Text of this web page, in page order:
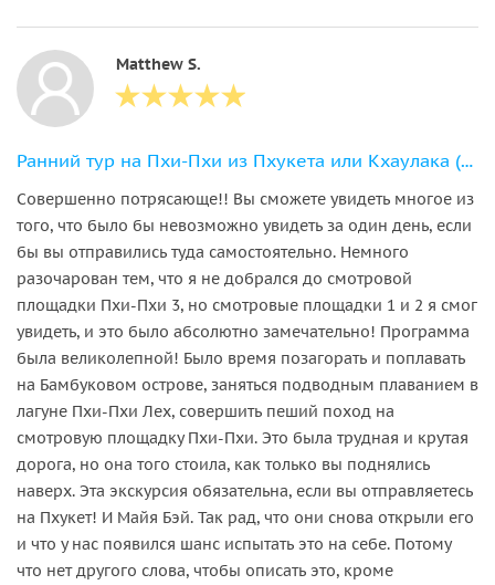
Matthew S.
Ранний тур на Пхи-Пхи из Пхукета или Кхаулака (на английском языке)
Совершенно потрясающе!! Вы сможете увидеть многое из
того, что было бы невозможно увидеть за один день, если
бы вы отправились туда самостоятельно. Немного
разочарован тем, что я не добрался до смотровой
площадки Пхи-Пхи 3, но смотровые площадки 1 и 2 я смог
увидеть, и это было абсолютно замечательно! Программа
была великолепной! Было время позагорать и поплавать
на Бамбуковом острове, заняться подводным плаванием в
лагуне Пхи-Пхи Лех, совершить пеший поход на
смотровую площадку Пхи-Пхи. Это была трудная и крутая
дорога, но она того стоила, как только вы поднялись
наверх. Эта экскурсия обязательна, если вы отправляетесь
на Пхукет! И Майя Бэй. Так рад, что они снова открыли его
и что у нас появился шанс испытать это на себе. Потому
что нет другого слова, чтобы описать это, кроме